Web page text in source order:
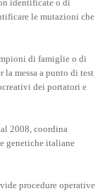
identificate o di
le mutazioni che
di famiglie o di
messa a punto di test
dei portatori e
2008, coordina
genetiche italiane
procedure operative